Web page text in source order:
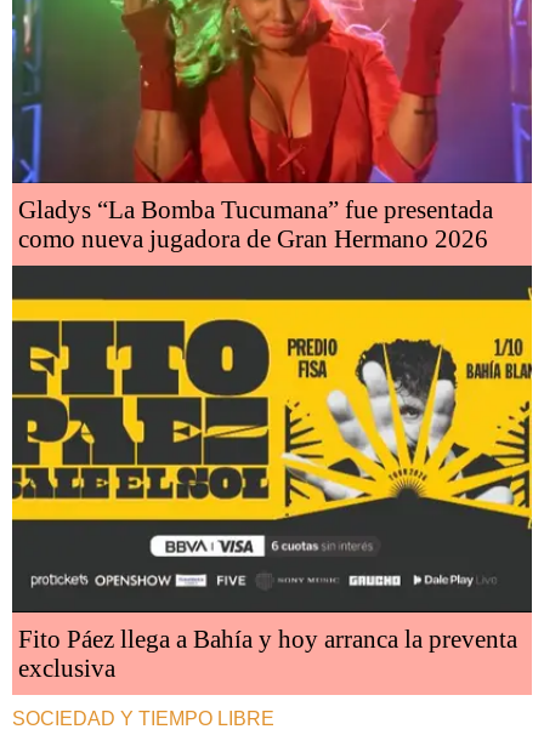
Gladys “La Bomba Tucumana” fue presentada
como nueva jugadora de Gran Hermano 2026
Fito Páez llega a Bahía y hoy arranca la preventa
exclusiva
SOCIEDAD Y TIEMPO LIBRE